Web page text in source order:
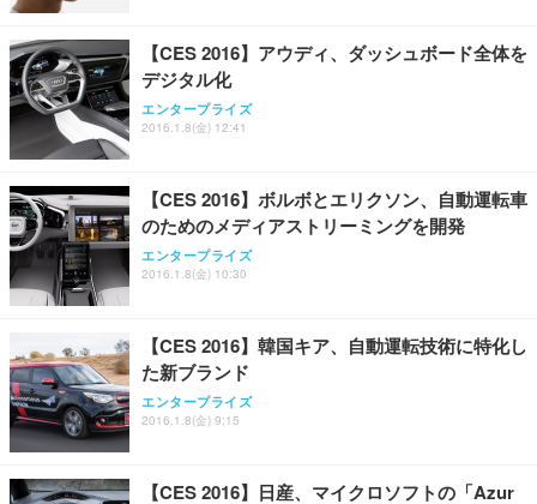
レスト 3Dヘッドレスト ハンガー付き 高反発クッシ
ョン PCチェア 通気性メッシュ ゲーミング/勉強/事
務用 おしゃれ パソコンチェア (ホワイト)
￥7,680
ANDWINT オフィスチェア デスクチェア 肘なし メ
ト 幅52×奥行58.5×高さ84～96cm テレワーク 在宅
勤務 ブラック
￥4,139
応 ComfortView ビジネス向け
￥15,800
【MiniLED/24.5inch/280Hz/FHD】GRAPHT THE S
像低減 (3年保証 | 輝点保証 | 日本メーカー)
￥34,980
￥3,670
アイリスオーヤマ ペットシーツ 超厚型 お徳用 レギ
￥3,731
【CES 2016】アウディ、ダッシュボード全体を
デジタル化
エンタープライズ
2016.1.8(金) 12:41
【CES 2016】ボルボとエリクソン、自動運転車
のためのメディアストリーミングを開発
エンタープライズ
2016.1.8(金) 10:30
【CES 2016】韓国キア、自動運転技術に特化し
た新ブランド
エンタープライズ
2016.1.8(金) 9:15
【CES 2016】日産、マイクロソフトの「Azur